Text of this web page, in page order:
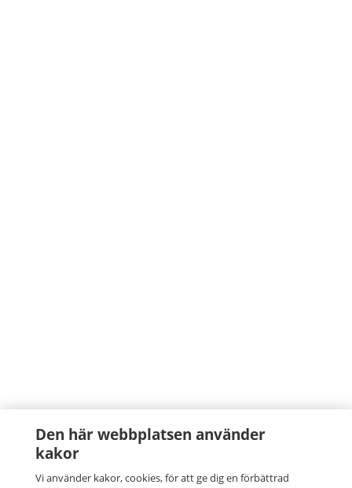
Den här webbplatsen använder
kakor
Vi använder kakor, cookies, för att ge dig en förbättrad